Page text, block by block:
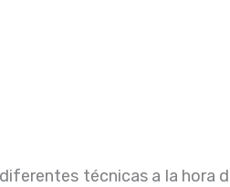
técnicas a la hora